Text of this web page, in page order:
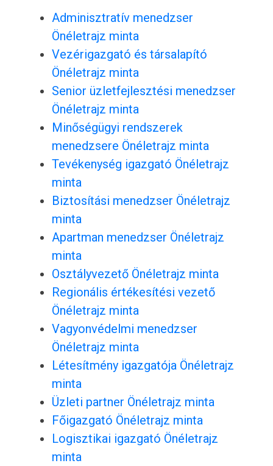
Adminisztratív menedzser
Önéletrajz minta
Vezérigazgató és társalapító
Önéletrajz minta
Senior üzletfejlesztési menedzser
Önéletrajz minta
Minőségügyi rendszerek
menedzsere Önéletrajz minta
Tevékenység igazgató Önéletrajz
minta
Biztosítási menedzser Önéletrajz
minta
Apartman menedzser Önéletrajz
minta
Osztályvezető Önéletrajz minta
Regionális értékesítési vezető
Önéletrajz minta
Vagyonvédelmi menedzser
Önéletrajz minta
Létesítmény igazgatója Önéletrajz
minta
Üzleti partner Önéletrajz minta
Főigazgató Önéletrajz minta
Logisztikai igazgató Önéletrajz
minta